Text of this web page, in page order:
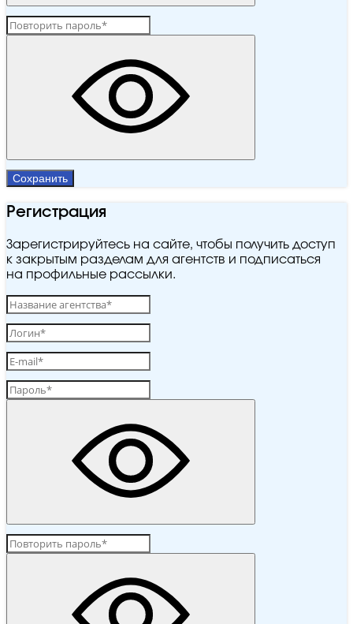
Сохранить
Регистрация
Зарегистрируйтесь на сайте, чтобы получить доступ
к закрытым разделам для агентств и подписаться
на профильные рассылки.